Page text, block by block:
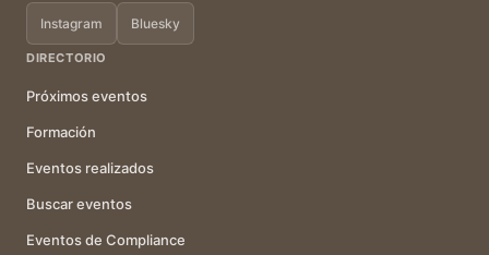
Instagram Bluesky
DIRECTORIO
Próximos eventos
Formación
Eventos realizados
Buscar eventos
Eventos de Compliance